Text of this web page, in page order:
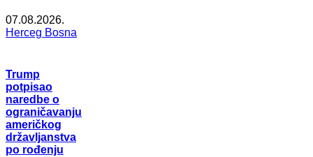
07.08.2026.
Herceg Bosna
Trump
potpisao
naredbe o
ograničavanju
američkog
državljanstva
po rođenju